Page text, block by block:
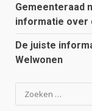
Gemeenteraad
informatie over
De juiste
Welwonen
Zoeken
naar: